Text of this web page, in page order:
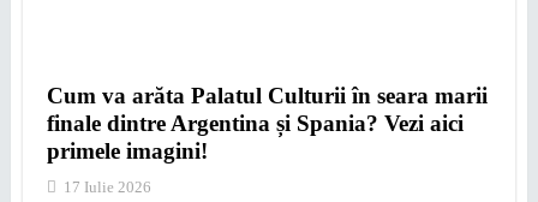
Cum va arăta Palatul Culturii în seara marii
finale dintre Argentina și Spania? Vezi aici
primele imagini!
17 Iulie 2026